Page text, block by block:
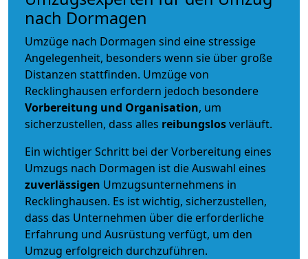
nach Dormagen
Umzüge nach Dormagen sind eine stressige
Angelegenheit, besonders wenn sie über große
Distanzen stattfinden. Umzüge von
Recklinghausen erfordern jedoch besondere
Vorbereitung und Organisation, um
sicherzustellen, dass alles reibungslosverläuft.
Ein wichtiger Schritt bei der Vorbereitung eines
Umzugs nach Dormagen ist die Auswahl eines
zuverlässigen Umzugsunternehmens in
Recklinghausen. Es ist wichtig, sicherzustellen,
dass das Unternehmen über die erforderliche
Erfahrung und Ausrüstung verfügt, um den
Umzug erfolgreich durchzuführen.